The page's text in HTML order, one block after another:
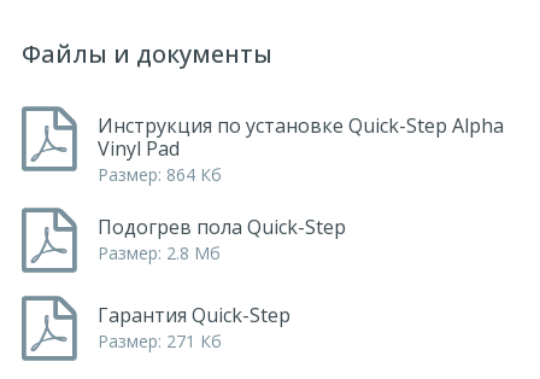
Файлы и документы
Инструкция по установке Quick-Step Alpha
Vinyl Pad
Размер: 864 Кб
Подогрев пола Quick-Step
Размер: 2.8 Мб
Гарантия Quick-Step
Размер: 271 Кб